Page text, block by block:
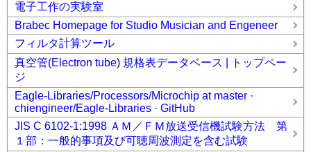
電子工作の実験室
Brabec Homepage for Studio Musician and Engeneer
フィルタ計算ツール
真空管(Electron tube) 規格表データベース | トップペー
ジ
Eagle-Libraries/Processors/Microchip at master ·
chiengineer/Eagle-Libraries · GitHub
JIS C 6102-1:1998 ＡＭ／ＦＭ放送受信機試験方法 第
１部：一般的事項及び可聴周波測定を含む試験